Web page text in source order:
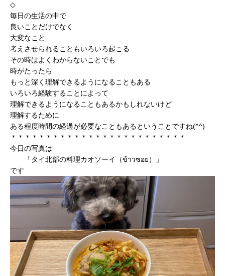
◇
毎日の生活の中で
良いことだけでなく
大変なこと
考えさせられることもいろいろ起こる
その時はよくわからないことでも
時がたったら
もっと深く理解できるようになることもある
いろいろ経験することによって
理解できるようになることもあるかもしれないけど
理解するために
ある程度時間の経過が必要なこともあるということですね(^^)
＊＊＊＊＊＊＊＊＊＊＊＊＊＊＊＊＊＊＊＊＊＊＊＊＊
今日の写真は
「タイ北部の料理カオソーイ（ข้าวซอย）」
です